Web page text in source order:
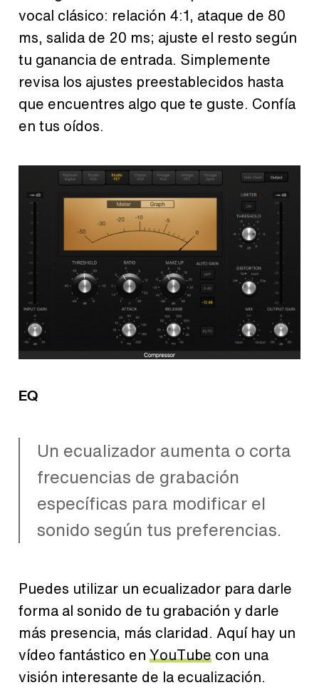
vocal clásico: relación 4:1, ataque de 80
ms, salida de 20 ms; ajuste el resto según
tu ganancia de entrada. Simplemente
revisa los ajustes preestablecidos hasta
que encuentres algo que te guste. Confía
en tus oídos.
EQ
Un ecualizador aumenta o corta
frecuencias de grabación
específicas para modificar el
sonido según tus preferencias.
Puedes utilizar un ecualizador para darle
forma al sonido de tu grabación y darle
más presencia, más claridad. Aquí hay un
vídeo fantástico en YouTube con una
visión interesante de la ecualización.